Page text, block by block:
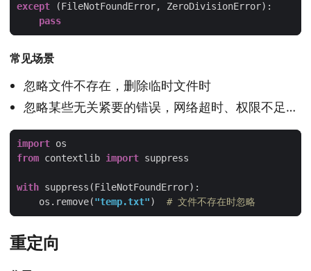
except
pass
常见场景
忽略文件不存在，删除临时文件时
忽略某些无关紧要的错误，网络超时、权限不足…
import
from contextlib import
with
    os.remove(
"temp.txt") # 文件不存在时忽略
重定向